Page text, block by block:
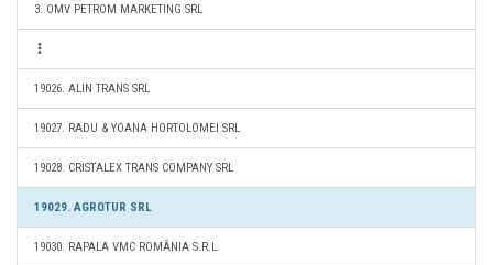
3. OMV PETROM MARKETING SRL
19026. ALIN TRANS SRL
19027. RADU & YOANA HORTOLOMEI SRL
19028. CRISTALEX TRANS COMPANY SRL
19029. AGROTUR SRL
19030. RAPALA VMC ROMÂNIA S.R.L.